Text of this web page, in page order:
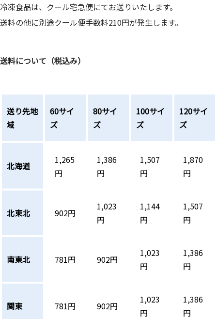
冷凍食品は、クール宅急便にてお送りいたします。
送料の他に別途クール便手数料210円が発生します。
送料について（税込み）
送り先地
域
60サイ
ズ
80サイ
ズ
100サイ
ズ
120サイ
ズ
北海道
1,265
円
1,386
円
1,507
円
1,870
円
北東北 902円
1,023
円
1,144
円
1,507
円
南東北 781円 902円
1,023
円
1,386
円
関東 781円 902円
1,023
円
1,386
円